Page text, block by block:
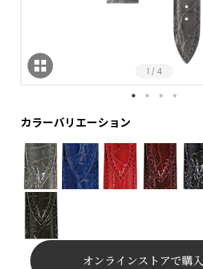
1 / 4
カラーバリエーション
オンラインストアで購